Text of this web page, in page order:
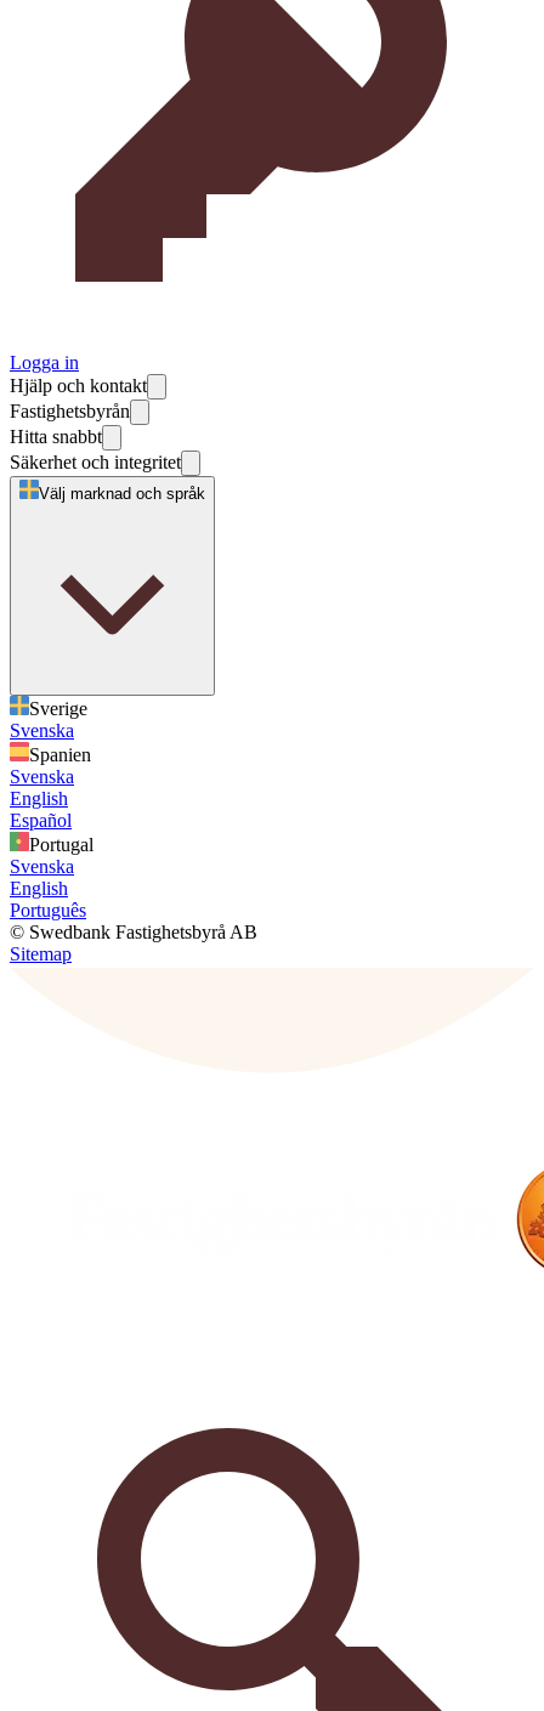
Logga in
Hjälp och kontakt
Fastighetsbyrån
Hitta snabbt
Säkerhet och integritet
Välj marknad och språk
Sverige
Svenska
Spanien
Svenska
English
Español
Portugal
Svenska
English
Português
© Swedbank Fastighetsbyrå AB
Sitemap